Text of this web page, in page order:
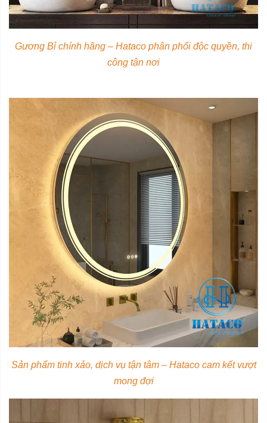
Gương Bỉ chính hãng – Hataco phân phối độc quyền, thi
công tận nơi
Sản phẩm tinh xảo, dịch vụ tận tâm – Hataco cam kết vượt
mong đợi